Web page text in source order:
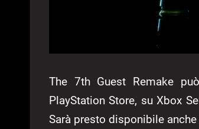
The 7th Guest Remake
PlayStation Store, su Xbox
Sarà presto disponibile